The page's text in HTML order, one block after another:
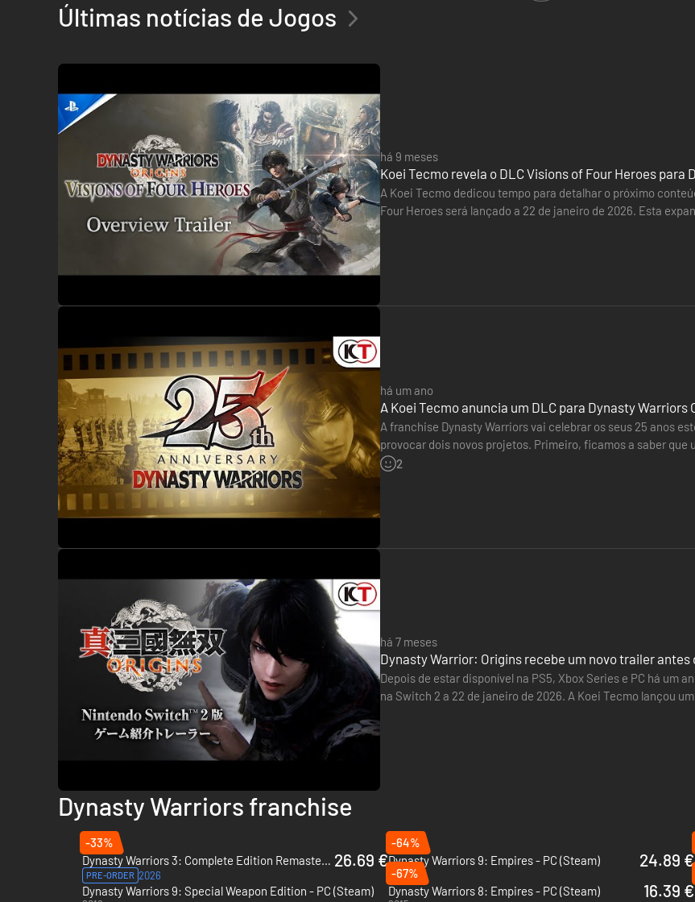
・ Uma nova versão dos Três Reinos da perspetiva de um protagonista original
A história dos Três Reinos decorre no vasto interior da China, onde as convicções de diferentes heróis se cruzam.
protagonista original, um "herói sem nome".
Nota: O produto "DYNASTY WARRIORS: ORIGINS Digital Deluxe Edition" também se encontra à venda. Confirma
Nota: As imagens são retiradas de uma versão em desenvolvimento. O produto final pode diferir das imagens apresentadas.
Nota: Se um suplemento acabar de ser instalado enquanto o jogo está a ser executado, ficará disponível após regressares
Últimas notícias de Jogos
há 9 meses
Koei Tecmo revela o DLC Visions of Four Heroes para
A Koei Tecmo dedicou tempo para detalhar o próximo
Four Heroes será lançado a 22 de janeiro de 2026. Esta
há um ano
A Koei Tecmo anuncia um DLC para Dynasty
A franchise Dynasty Warriors vai celebrar os seus 25 anos
provocar dois novos projetos. Primeiro, ficamos a saber que
em preparação. Mas não é tudo... O remaster de…
2
há 7 meses
Dynasty Warrior: Origins recebe um novo trailer
Depois de estar disponível na PS5, Xbox Series e PC há um
na Switch 2 a 22 de janeiro de 2026. A Koei Tecmo lançou
Dynasty Warriors franchise
-33%
Dynasty Warriors 3: Complete Edition Remastered - PC (Steam)
PRE-ORDER 2026
26.69 €
-64%
Dynasty Warriors 9: Empires - PC (Steam)
2021
24.89 €
Dynasty Warriors 9: Special Weapon Edition - PC (Steam)
-67%
Dynasty Warriors 8: Empires - PC (Steam)
16.39 €